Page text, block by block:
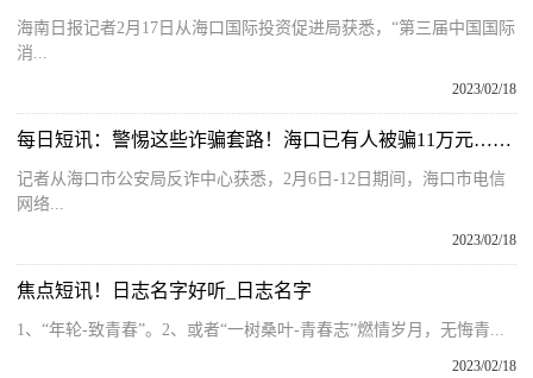
海南日报记者2月17日从海口国际投资促进局获悉，“第三届中国国际
消...
2023/02/18
每日短讯：警惕这些诈骗套路！海口已有人被骗11万元……
记者从海口市公安局反诈中心获悉，2月6日-12日期间，海口市电信
网络...
2023/02/18
焦点短讯！日志名字好听_日志名字
1、“年轮-致青春”。2、或者“一树桑叶-青春志”燃情岁月，无悔青...
2023/02/18